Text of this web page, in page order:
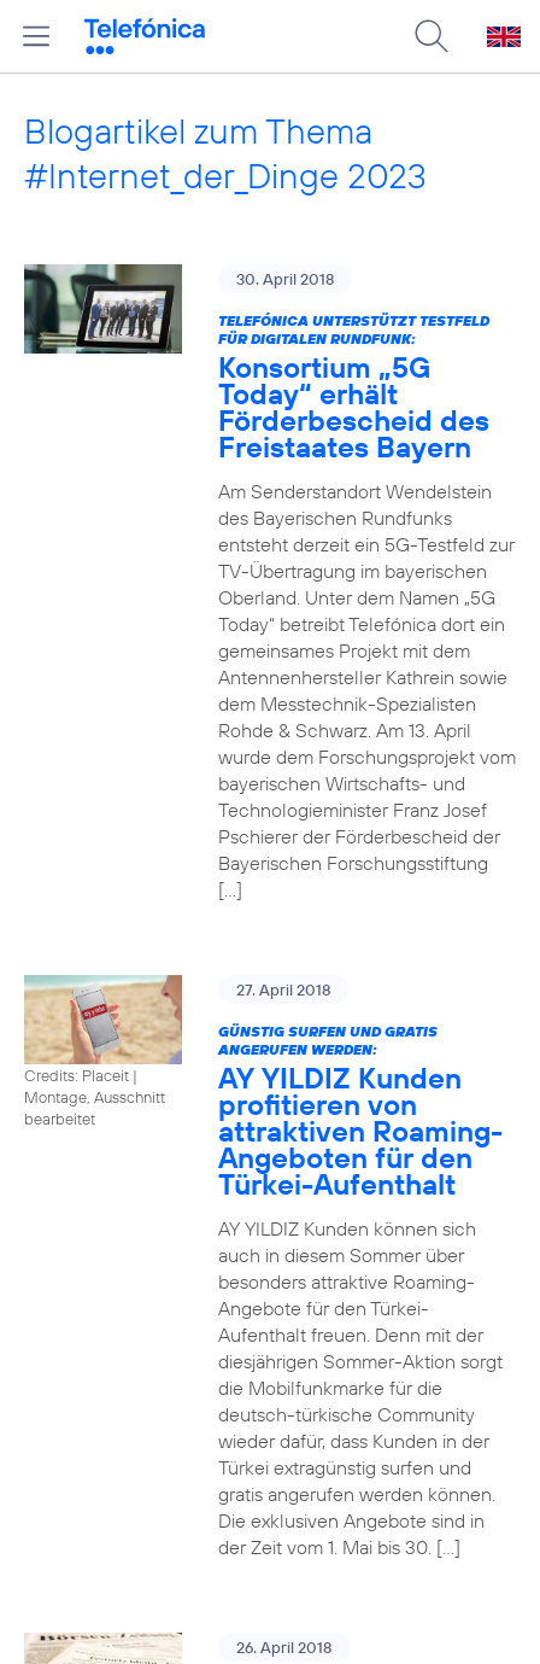
Blogartikel zum Thema
#Internet_der_Dinge 2023
30. April 2018
TELEFÓNICA UNTERSTÜTZT TESTFELD
FÜR DIGITALEN RUNDFUNK:
Konsortium „5G
Today“ erhält
Förderbescheid des
Freistaates Bayern
Am Senderstandort Wendelstein
des Bayerischen Rundfunks
entsteht derzeit ein 5G-Testfeld zur
TV-Übertragung im bayerischen
Oberland. Unter dem Namen „5G
Today“ betreibt Telefónica dort ein
gemeinsames Projekt mit dem
Antennenhersteller Kathrein sowie
dem Messtechnik-Spezialisten
Rohde & Schwarz. Am 13. April
wurde dem Forschungsprojekt vom
bayerischen Wirtschafts- und
Technologieminister Franz Josef
Pschierer der Förderbescheid der
Bayerischen Forschungsstiftung
[…]
Credits: Placeit |
Montage, Ausschnitt
bearbeitet
27. April 2018
GÜNSTIG SURFEN UND GRATIS
ANGERUFEN WERDEN:
AY YILDIZ Kunden
profitieren von
attraktiven Roaming-
Angeboten für den
Türkei-Aufenthalt
AY YILDIZ Kunden können sich
auch in diesem Sommer über
besonders attraktive Roaming-
Angebote für den Türkei-
Aufenthalt freuen. Denn mit der
diesjährigen Sommer-Aktion sorgt
die Mobilfunkmarke für die
deutsch-türkische Community
wieder dafür, dass Kunden in der
Türkei extragünstig surfen und
gratis angerufen werden können.
Die exklusiven Angebote sind in
der Zeit vom 1. Mai bis 30. […]
26. April 2018